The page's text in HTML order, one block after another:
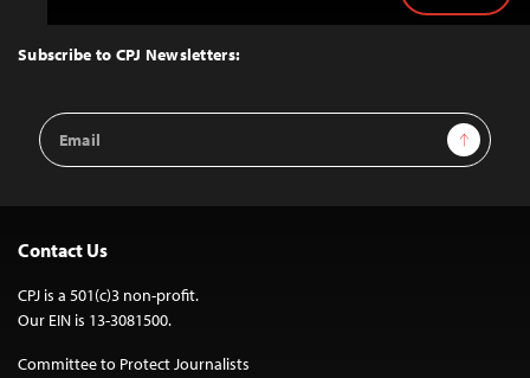
Top
Subscribe to CPJ Newsletters:
Email
Address
Sign Up
Contact Us
CPJ is a 501(c)3 non-profit.
Our EIN is 13-3081500.
Committee to Protect Journalists